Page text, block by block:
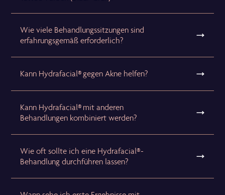
Wie viele Behandlungssitzungen sind
erfahrungsgemäß erforderlich?
Kann Hydrafacial® gegen Akne helfen?
Kann Hydrafacial® mit anderen
Behandlungen kombiniert werden?
Wie oft sollte ich eine Hydrafacial®-
Behandlung durchführen lassen?